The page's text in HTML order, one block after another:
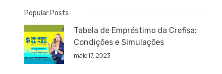
Popular Posts
Tabela de Empréstimo da Crefisa:
Condições e Simulações
maio 17, 2023